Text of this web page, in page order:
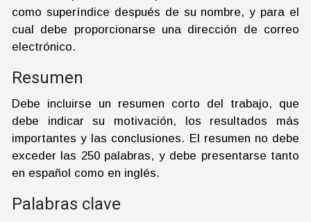
como superíndice después de su nombre, y para el
cual debe proporcionarse una dirección de correo
electrónico.
Resumen
Debe incluirse un resumen corto del trabajo, que
debe indicar su motivación, los resultados más
importantes y las conclusiones. El resumen no debe
exceder las 250 palabras, y debe presentarse tanto
en español como en inglés.
Palabras clave